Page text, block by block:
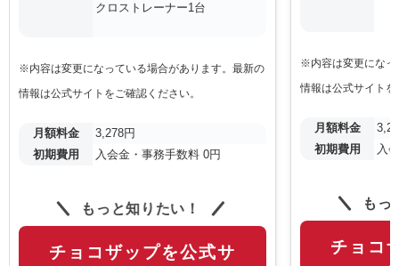
クロストレーナー1台
※内容は変更になっている場合があります。最新の
情報は公式サイトをご確認ください。
月額料金
3,278円
初期費用
入会金・事務手数料 0円
もっと知りたい！
チョコザップを公式サ
※内容は変更になっ
情報は公式サイト
月額料金
初期費用
入
もっ
チョコ